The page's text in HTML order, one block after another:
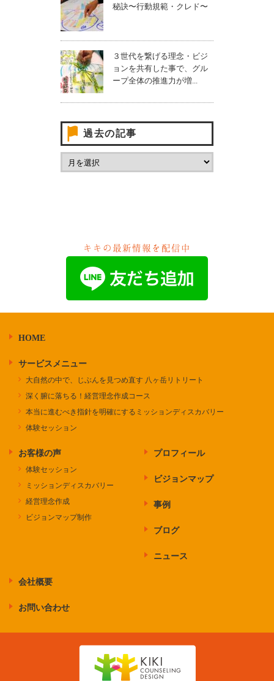
秘訣〜行動規範・クレド〜
３世代を繋げる理念・ビジ
ョンを共有した事で、グル
ープ全体の推進力が増...
過去の記事
キキの最新情報を配信中
HOME
サービスメニュー
大自然の中で、じぶんを見つめ直す 八ヶ岳リトリート
深く腑に落ちる！経営理念作成コース
本当に進むべき指針を明確にするミッションディスカバリー
体験セッション
お客様の声
体験セッション
ミッションディスカバリー
経営理念作成
ビジョンマップ制作
プロフィール
ビジョンマップ
事例
ブログ
ニュース
会社概要
お問い合わせ